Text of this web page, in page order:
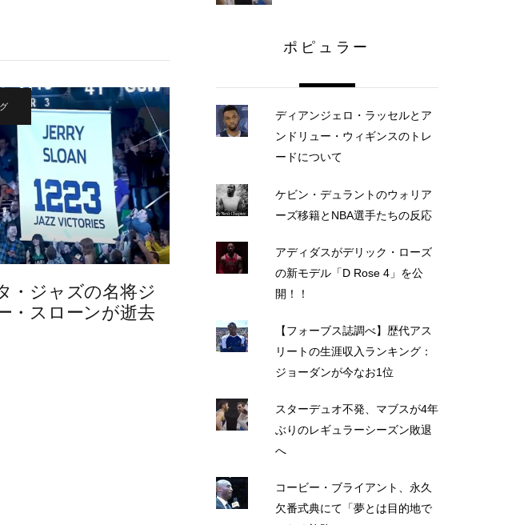
・ジャズの名将ジ
・スローンが逝去
ポピュラー
ディアンジェロ・ラッセルとア
ンドリュー・ウィギンスのトレ
ードについて
ケビン・デュラントのウォリア
ーズ移籍とNBA選手たちの反応
アディダスがデリック・ローズ
の新モデル「D Rose 4」を公
開！！
【フォーブス誌調べ】歴代アス
リートの生涯収入ランキング：
ジョーダンが今なお1位
スターデュオ不発、マブスが4年
ぶりのレギュラーシーズン敗退
へ
コービー・ブライアント、永久
欠番式典にて「夢とは目的地で